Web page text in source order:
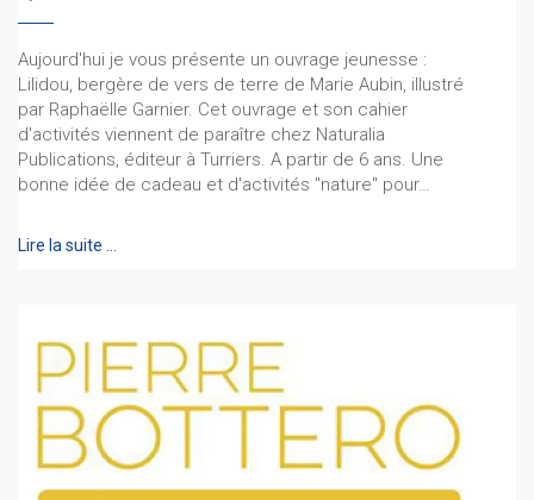
Aujourd'hui je vous présente un ouvrage jeunesse :
Lilidou, bergère de vers de terre de Marie Aubin, illustré
par Raphaëlle Garnier. Cet ouvrage et son cahier
d'activités viennent de paraître chez Naturalia
Publications, éditeur à Turriers. A partir de 6 ans. Une
bonne idée de cadeau et d'activités "nature" pour…
Lire la suite …